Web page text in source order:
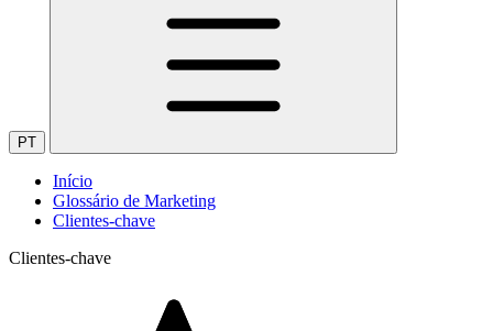
PT
Início
Glossário de Marketing
Clientes-chave
Clientes-chave